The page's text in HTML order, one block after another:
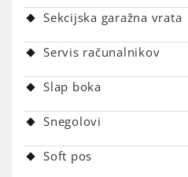
Sekcijska garažna vrata
Servis računalnikov
Slap boka
Snegolovi
Soft pos